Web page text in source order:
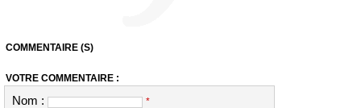
COMMENTAIRE (S)
VOTRE COMMENTAIRE :
Nom : *